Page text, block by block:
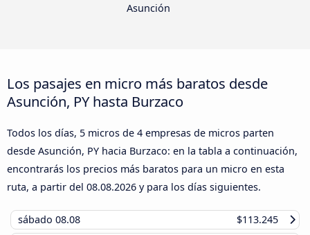
Asunción
Los pasajes en micro más baratos desde
Asunción, PY hasta Burzaco
Todos los días, 5 micros de 4 empresas de micros parten
desde Asunción, PY hacia Burzaco: en la tabla a continuación,
encontrarás los precios más baratos para un micro en esta
ruta, a partir del 08.08.2026 y para los días siguientes.
sábado 08.08
$113.245